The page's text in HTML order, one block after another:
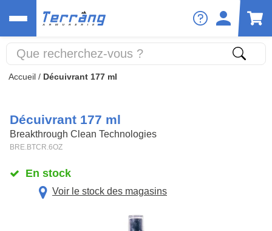
Accueil / Décuivrant 177 ml
Décuivrant 177 ml
Breakthrough Clean Technologies
BRE.BTCR.6OZ
En stock
Voir le stock des magasins